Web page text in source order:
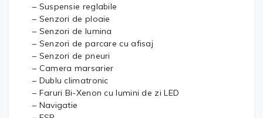
– Suspensie reglabile
– Senzori de ploaie
– Senzori de lumina
– Senzori de parcare cu afisaj
– Senzori de pneuri
– Camera marsarier
– Dublu climatronic
– Faruri Bi-Xenon cu lumini de zi LED
– Navigatie